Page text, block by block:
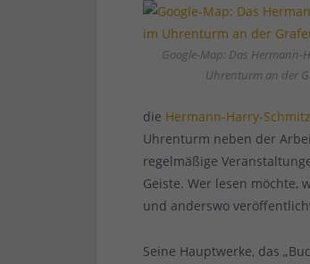
Google-Map: Das Hermann-
Uhrenturm an der
die Hermann-Harry-
Uhrenturm neben der
regelmäßige
Geiste. Wer lesen möchte,
und anderswo
Seine Hauptwerke, das